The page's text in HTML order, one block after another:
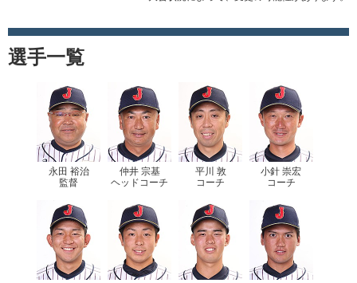
選手一覧
永田 裕治
監督
仲井 宗基
ヘッドコーチ
平川 敦
コーチ
小針 崇宏
コーチ